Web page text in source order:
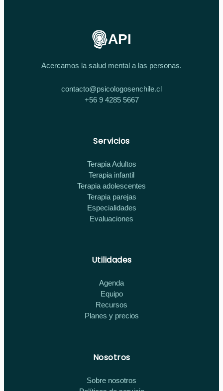
API
Acercamos la salud mental a las personas.
contacto@psicologosenchile.cl
+56 9 4285 5667
Servicios
Terapia Adultos
Terapia infantil
Terapia adolescentes
Terapia parejas
Especialidades
Evaluaciones
Utilidades
Agenda
Equipo
Recursos
Planes y precios
Nosotros
Sobre nosotros